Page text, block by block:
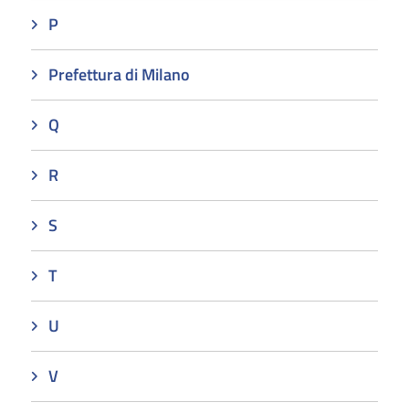
P
Prefettura di Milano
Q
R
S
T
U
V